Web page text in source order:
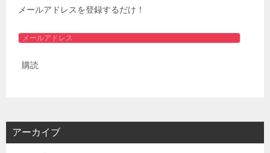
メールアドレスを登録するだけ！
メ
ル
ス
購読
アーカイブ